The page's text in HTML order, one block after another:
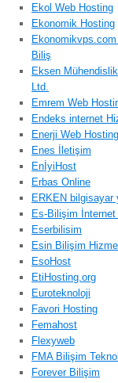
Ekol Web Hosting
Ekonomik Hosting
Biliş
Eksen
Ltd.
Emrem Web
Endeks internet
Enerji Web Hosting
Enes İletişim
EnİyiHost
Erbas Online
ERKEN bilgisayar
Es-Bilişim
Eserbilisim
Esin Bilişim
EsoHost
EtiHosting.org
Euroteknoloji
Favori Hosting
Femahost
Flexyweb
FMA Bilişim
Forever Bilişim